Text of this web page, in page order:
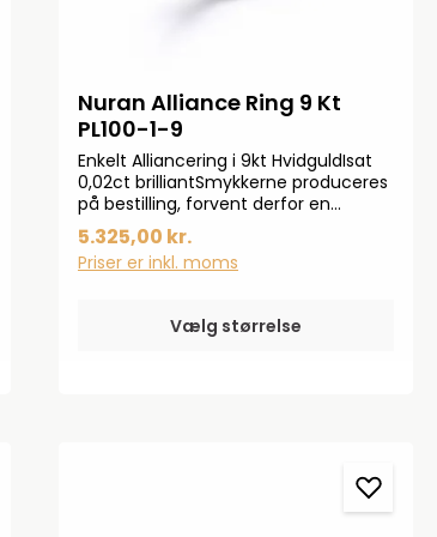
Nuran Alliance Ring 9 Kt
PL100-1-9
Enkelt Alliancering i 9kt HvidguldIsat
0,02ct brilliantSmykkerne produceres
på bestilling, forvent derfor en
leveringstid på op til 14 dageHar du
specielle ønsker, kontakt da gerne
kundeservice på info@bendixen-
prisstigninger.
5.325,00 kr.
Priser er inkl. moms
Vælg størrelse